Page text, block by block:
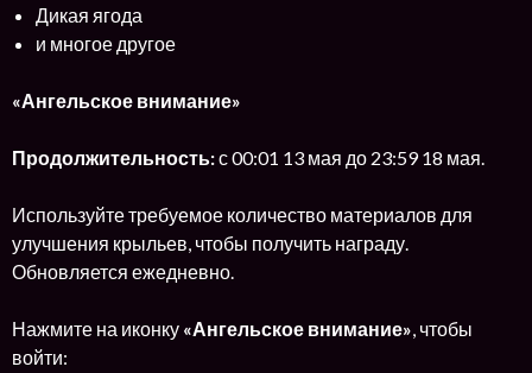
Дикая ягода
и многое другое
«Ангельское внимание»
Продолжительность:с 00:01 13 мая до 23:59 18 мая.
Используйте требуемое количество материалов для
улучшения крыльев, чтобы получить награду.
Обновляется ежедневно.
Нажмите на иконку «Ангельское внимание», чтобы
войти: